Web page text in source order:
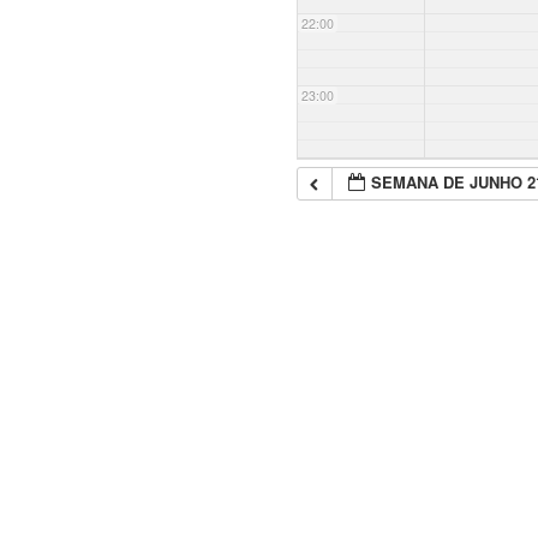
22:00
23:00
SEMANA DE JUNHO